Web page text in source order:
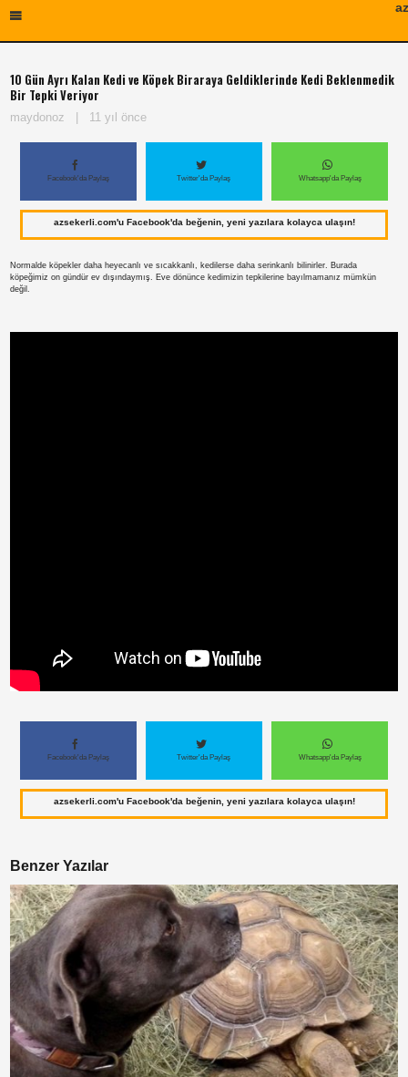
10 Gün Ayrı Kalan Kedi ve Köpek Biraraya Geldiklerinde Kedi Beklenmedik
Bir Tepki Veriyor
maydonoz 11 yıl önce
Facebook'da Paylaş Twitter'da Paylaş Whatsapp'da Paylaş
azsekerli.com'u Facebook'da beğenin, yeni yazılara kolayca ulaşın!
Normalde köpekler daha heyecanlı ve sıcakkanlı, kedilerse daha serinkanlı bilinirler. Burada
köpeğimiz on gündür ev dışındaymış. Eve dönünce kedimizin tepkilerine bayılmamanız mümkün
değil.
Facebook'da Paylaş Twitter'da Paylaş Whatsapp'da Paylaş
azsekerli.com'u Facebook'da beğenin, yeni yazılara kolayca ulaşın!
Benzer Yazılar